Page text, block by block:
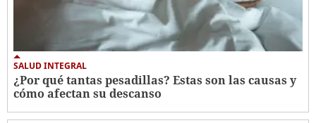
SALUD INTEGRAL
¿Por qué tantas pesadillas? Estas son las causas y
cómo afectan su descanso